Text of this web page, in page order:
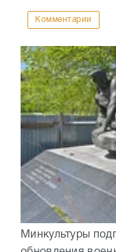
Комментарии
Минкультуры